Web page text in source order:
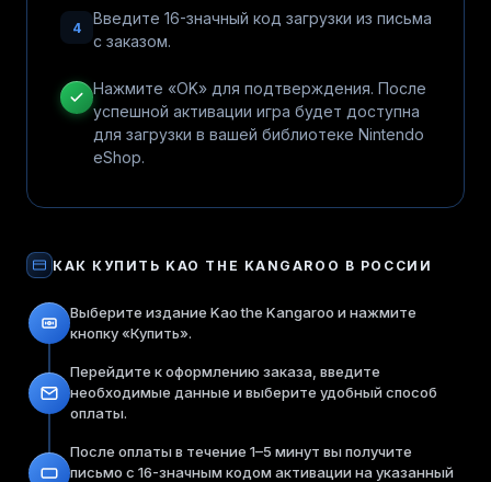
4
Введите 16-значный код загрузки из письма
с заказом.
Нажмите «OK» для подтверждения. После
успешной активации игра будет доступна
для загрузки в вашей библиотеке Nintendo
eShop.
КАК КУПИТЬ KAO THE KANGAROO В РОССИИ
Выберите издание Kao the Kangaroo и нажмите
кнопку «Купить».
Перейдите к оформлению заказа, введите
необходимые данные и выберите удобный способ
оплаты.
После оплаты в течение 1–5 минут вы получите
письмо с 16-значным кодом активации на указанный